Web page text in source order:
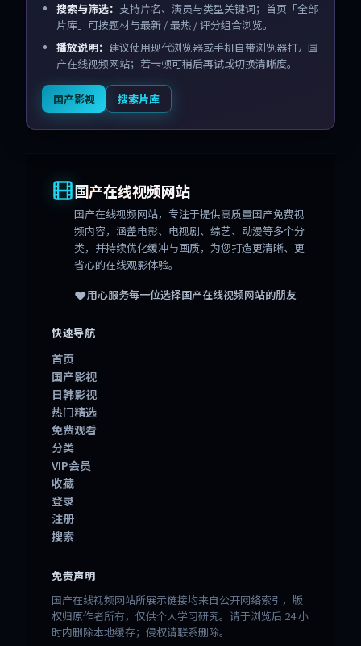
搜索与筛选： 支持片名、演员与类型关键词；首页「全部
片库」可按题材与最新 / 最热 / 评分组合浏览。
播放说明： 建议使用现代浏览器或手机自带浏览器打开国
产在线视频网站；若卡顿可稍后再试或切换清晰度。
国产影视 搜索片库
国产在线视频网站
国产在线视频网站，专注于提供高质量国产免费视
频内容，涵盖电影、电视剧、综艺、动漫等多个分
类，并持续优化缓冲与画质，为您打造更清晰、更
省心的在线观影体验。
❤️用心服务每一位选择国产在线视频网站的朋友
快速导航
首页
国产影视
日韩影视
热门精选
免费观看
分类
VIP会员
收藏
登录
注册
搜索
免责声明
国产在线视频网站所展示链接均来自公开网络索引，版
权归原作者所有，仅供个人学习研究。请于浏览后 24 小
时内删除本地缓存；侵权请联系删除。